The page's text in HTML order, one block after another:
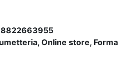
Online store,